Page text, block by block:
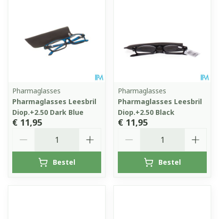
Pharmaglasses
Pharmaglasses Leesbril
Diop.+2.50 Dark Blue
€ 11,95
Bestel
Pharmaglasses
Pharmaglasses Leesbril
Diop.+2.50 Black
€ 11,95
Bestel